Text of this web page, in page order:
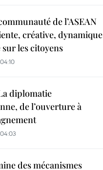
de l’ASEAN
créative, dynamique
les citoyens
diplomatie
de l’ouverture à
des mécanismes